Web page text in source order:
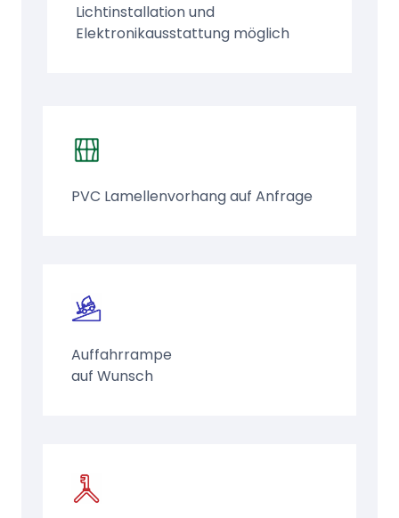
Lichtinstallation und
Elektronikausstattung möglich
PVC Lamellenvorhang auf Anfrage
Auffahrrampe
auf Wunsch